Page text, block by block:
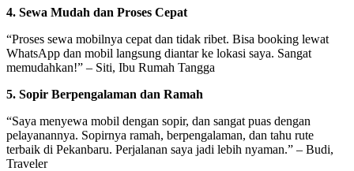
4. Sewa Mudah dan Proses Cepat
“Proses sewa mobilnya cepat dan tidak ribet. Bisa booking lewat
WhatsApp dan mobil langsung diantar ke lokasi saya. Sangat
memudahkan!” – Siti, Ibu Rumah Tangga
5. Sopir Berpengalaman dan Ramah
“Saya menyewa mobil dengan sopir, dan sangat puas dengan
pelayanannya. Sopirnya ramah, berpengalaman, dan tahu rute
terbaik di Pekanbaru. Perjalanan saya jadi lebih nyaman.” – Budi,
Traveler